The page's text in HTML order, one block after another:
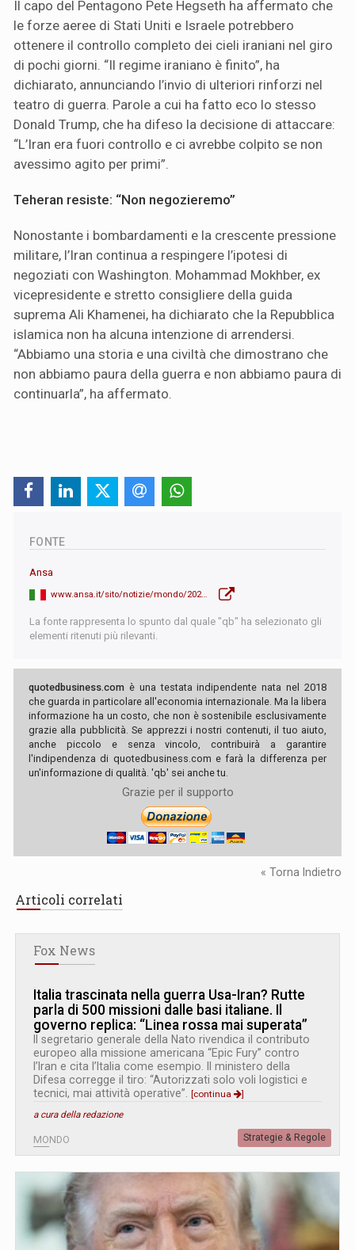
Il capo del Pentagono Pete Hegseth ha affermato che
le forze aeree di Stati Uniti e Israele potrebbero
ottenere il controllo completo dei cieli iraniani nel giro
di pochi giorni. “Il regime iraniano è finito”, ha
dichiarato, annunciando l’invio di ulteriori rinforzi nel
teatro di guerra. Parole a cui ha fatto eco lo stesso
Donald Trump, che ha difeso la decisione di attaccare:
“L’Iran era fuori controllo e ci avrebbe colpito se non
avessimo agito per primi”.
Teheran resiste: “Non negozieremo”
Nonostante i bombardamenti e la crescente pressione
militare, l’Iran continua a respingere l’ipotesi di
negoziati con Washington. Mohammad Mokhber, ex
vicepresidente e stretto consigliere della guida
suprema Ali Khamenei, ha dichiarato che la Repubblica
islamica non ha alcuna intenzione di arrendersi.
“Abbiamo una storia e una civiltà che dimostrano che
non abbiamo paura della guerra e non abbiamo paura di
continuarla”, ha affermato.
FONTE
Ansa
www.ansa.it/sito/notizie/mondo/2026/03/04/la-guerra-si-allarga-missile-verso-la-turchia.-milizie-curde-entrano-in-iran_b288d1fa-8727-498a-afb5-37a57fdc87f0.html
La fonte rappresenta lo spunto dal quale "qb" ha selezionato gli
elementi ritenuti più rilevanti.
quotedbusiness.com è una testata indipendente nata nel 2018
che guarda in particolare all'economia internazionale. Ma la libera
informazione ha un costo, che non è sostenibile esclusivamente
grazie alla pubblicità. Se apprezzi i nostri contenuti, il tuo aiuto,
anche piccolo e senza vincolo, contribuirà a garantire
l'indipendenza di quotedbusiness.com e farà la differenza per
un'informazione di qualità. 'qb' sei anche tu.
Grazie per il supporto
« Torna Indietro
Articoli correlati
Fox News
Italia trascinata nella guerra Usa-Iran? Rutte
parla di 500 missioni dalle basi italiane. Il
governo replica: “Linea rossa mai superata”
Il segretario generale della Nato rivendica il contributo
europeo alla missione americana “Epic Fury” contro
l’Iran e cita l’Italia come esempio. Il ministero della
Difesa corregge il tiro: “Autorizzati solo voli logistici e
tecnici, mai attività operative”. [continua
]
a cura della redazione
MONDO Strategie & Regole